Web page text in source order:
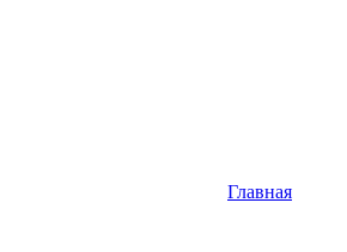
Главная